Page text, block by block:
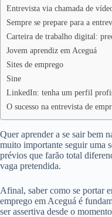
Entrevista via chamada de
Sempre se prepare para a
Carteira de trabalho digital:
Jovem aprendiz em Aceguá
Sites de emprego
Sine
LinkedIn: tenha um perfil
O sucesso na entrevista de
Quer aprender a se sair bem
muito importante seguir uma
prévios que farão total
vaga pretendida.
Afinal, saber como se portar
emprego em Aceguá é
ser assertiva desde o